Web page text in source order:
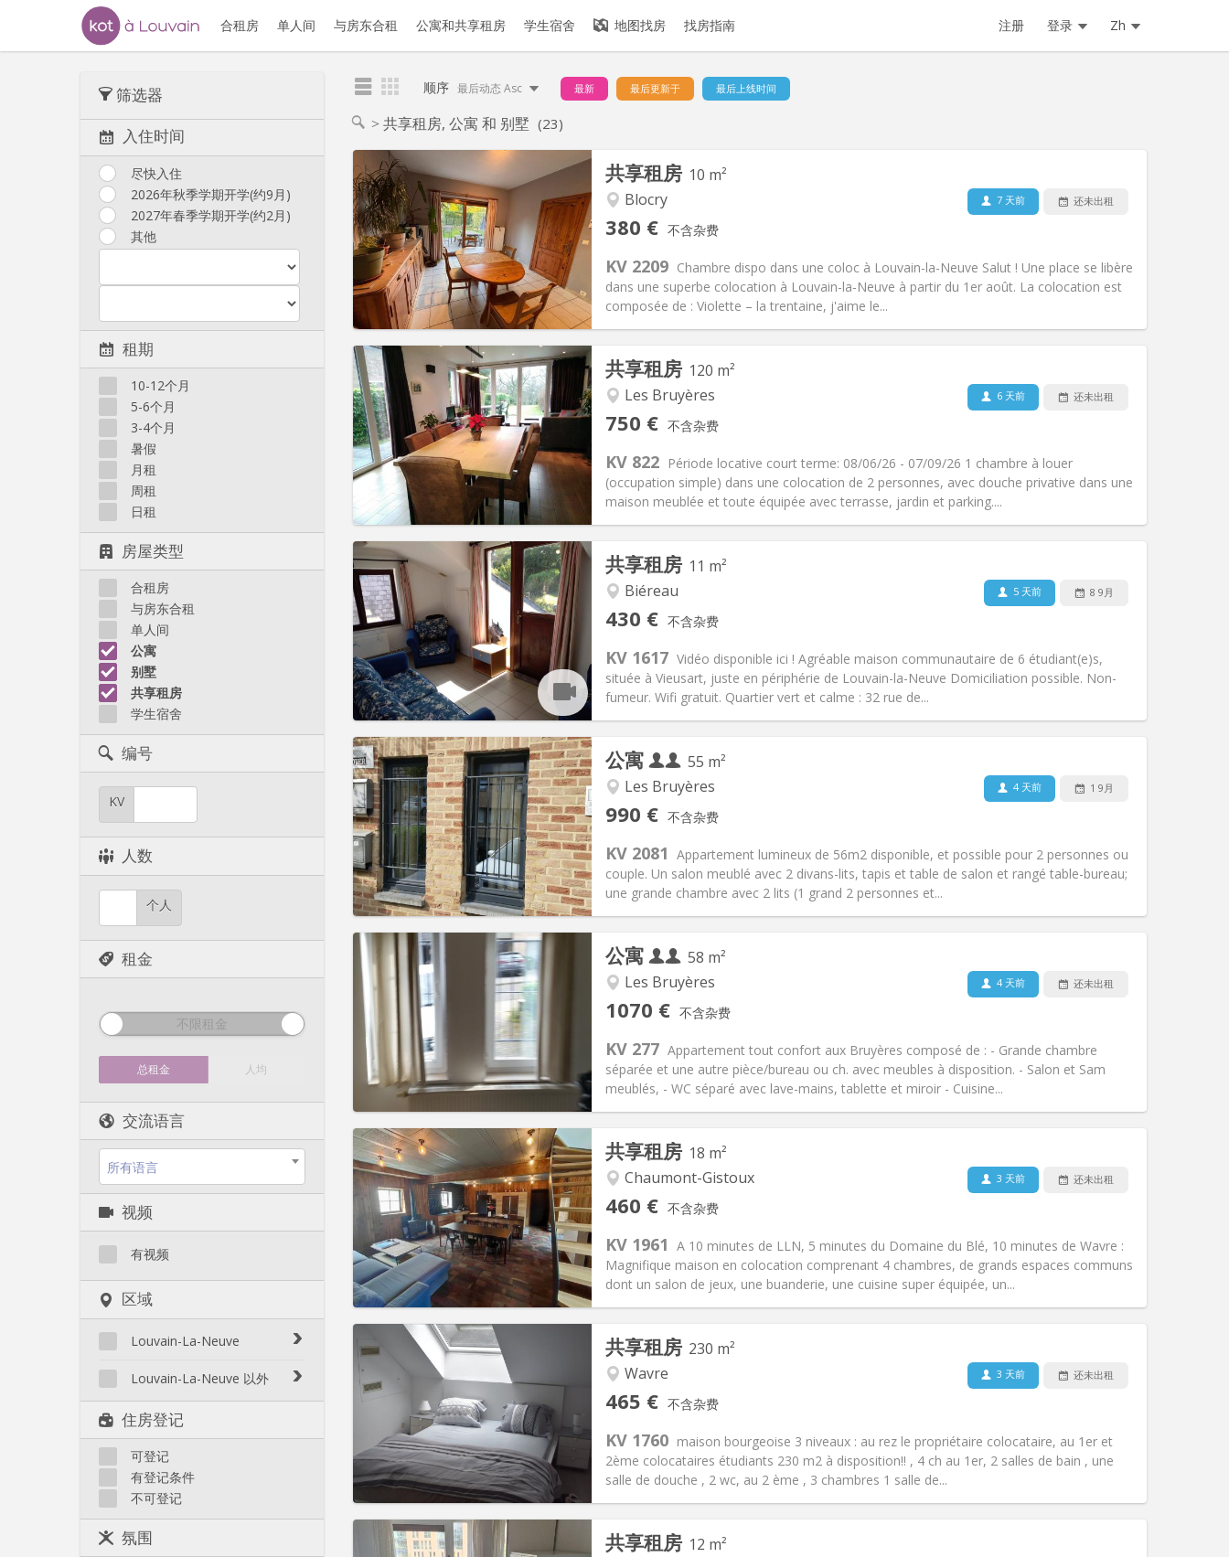
合租房 单人间 与房东合租 公寓和共享租房 学生宿舍 地图找房 找房指南 注册 登录 Zh
筛选器
入住时间
尽快入住
2026年秋季学期开学(约9月)
2027年春季学期开学(约2月)
其他
租期
10-12个月
5-6个月
3-4个月
暑假
月租
周租
日租
房屋类型
合租房
与房东合租
单人间
公寓
别墅
共享租房
学生宿舍
编号
KV
人数
个人
租金
不限租金
总租金 人均
交流语言
所有语言
视频
有视频
区域
Louvain-La-Neuve
Biéreau
Centre
L'Hocaille
La Baraque
Lauzelle
Les Bruyères
Louvain-La-Neuve 以外
Court-St.-Étienne
Gembloux
Genappe
Mont-Saint-Guibert
Nivelles
Ottignies
Rixensart
住房登记
可登记
有登记条件
不可登记
氛围
顺序 最后动态 Asc 最新 最后更新于 最后上线时间
共享租房, 公寓 和 别墅 (23)
共享租房 10 m²
Blocry
380 € 不含杂费
7 天前 还未出租
KV 2209 Chambre dispo dans une coloc à Louvain-la-Neuve Salut ! Une place se libère
dans une superbe colocation à Louvain-la-Neuve à partir du 1er août. La colocation est
composée de : Violette – la trentaine, j'aime le...
实用信息
租金:380 €
水电费:120 €
租期:12个月
住房登记:可登记
布局
浴室:共用
面积:10 m2
其他
氛围:安静, 学习氛围, 温馨
共享租房 120 m²
Les Bruyères
750 € 不含杂费
6 天前 还未出租
KV 822 Période locative court terme: 08/06/26 - 07/09/26 1 chambre à louer
(occupation simple) dans une colocation de 2 personnes, avec douche privative dans une
maison meublée et toute équipée avec terrasse, jardin et parking....
实用信息
租金:750 €
水电费:50 €
租期: 3-4个月, 暑假
住房登记: 否
布局
浴室:独立
面积:120 m2
其他
氛围: 学习氛围, 温馨, 安静
共享租房 11 m²
Biéreau
430 € 不含杂费
5 天前 8 9月
KV 1617 Vidéo disponible ici ! Agréable maison communautaire de 6 étudiant(e)s,
située à Vieusart, juste en périphérie de Louvain-la-Neuve Domiciliation possible. Non-
fumeur. Wifi gratuit. Quartier vert et calme : 32 rue de...
实用信息
租金:430 €
水电费:100 €
租期:12个月
住房登记: 可登记
布局
浴室:共用
面积:11 m2
其他
氛围:社区氛围, 安静
公寓
55 m²
Les Bruyères
990 € 不含杂费
4 天前 1 9月
KV 2081 Appartement lumineux de 56m2 disponible, et possible pour 2 personnes ou
couple. Un salon meublé avec 2 divans-lits, tapis et table de salon et rangé table-bureau;
une grande chambre avec 2 lits (1 grand 2 personnes et...
实用信息
租金: 990 € (495 €/个人)
水电费: 260 € (130 €/个人)
租期:12个月, 5-6个月
住房登记:否
布局
浴室:独立
面积:55 m2
其他
氛围:安静, 温馨, 学习氛围
公寓
58 m²
Les Bruyères
1070 € 不含杂费
4 天前 还未出租
KV 277 Appartement tout confort aux Bruyères composé de : - Grande chambre
séparée et une autre pièce/bureau ou ch. avec meubles à disposition. - Salon et Sam
meublés, - WC séparé avec lave-mains, tablette et miroir - Cuisine...
实用信息
租金: 1070 € (535 €/个人)
水电费: 230 € (115 €/个人)
12个月
住房登记:有登记条件
布局
浴室:独立
面积:58 m 2
其他
氛围:学习氛围, 安静, 温馨
共享租房 18 m²
Chaumont-Gistoux
460 € 不含杂费
3 天前 还未出租
KV 1961 A 10 minutes de LLN, 5 minutes du Domaine du Blé, 10 minutes de Wavre :
Magnifique maison en colocation comprenant 4 chambres, de grands espaces communs
dont un salon de jeux, une buanderie, une cuisine super équipée, un...
实用信息
租金:460 €
水电费:80 €
租期:12个月, 11个月, 10个月
住房登记: 可登记
布局
浴室:独立
面积:18 m2
其他
氛围:温馨, 社区氛围, 安静
共享租房 230 m²
Wavre
465 € 不含杂费
3 天前 还未出租
KV 1760 maison bourgeoise 3 niveaux : au rez le propriétaire colocataire, au 1er et
2ème colocataires étudiants 230 m2 à disposition!! , 4 ch au 1er, 2 salles de bain , une
salle de douche , 2 wc, au 2 ème , 3 chambres 1 salle de...
实用信息
租金:465 €
水电费:75 €
12个月
住房登记:
布局
浴室:独立
面积:230 m2
其他
氛围:学习氛围, 温馨, 安静, 社区氛围
共享租房 12 m²